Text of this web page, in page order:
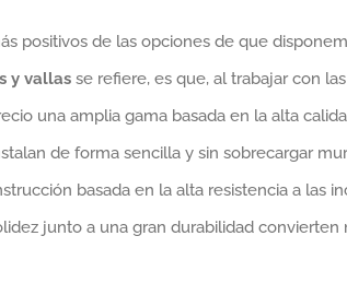
positivos de las opciones de que
y vallas se refiere, es que, al trabajar con
una amplia gama basada en la alta
de forma sencilla y sin sobrecargar
basada en la alta resistencia a las
junto a una gran durabilidad convierten